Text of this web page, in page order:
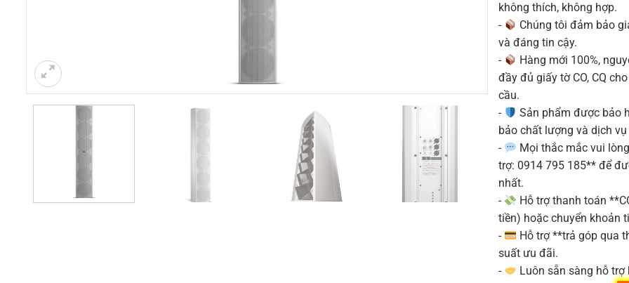
không thích, không hợp.
-
Chúng tôi đảm bảo
và đáng tin cậy.
-
Hàng mới 100%,
đầy đủ giấy tờ CO, CQ
cầu.
-
Sản phẩm được bảo
bảo chất lượng và dịch
-
Mọi thắc mắc vui
trợ: 0914 795 185** để
nhất.
-
Hỗ trợ thanh toán
tiền) hoặc chuyển khoản
-
Hỗ trợ **trả góp qua
suất ưu đãi.
-
Luôn sẵn sàng hỗ